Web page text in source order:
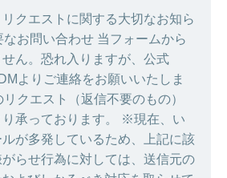
リクエストに関する大切なお知ら
お問い合わせ 当フォームから
ん。恐れ入りますが、公式
よりご連絡をお願いいたしま
クエスト（返信不要のもの）
承っております。 ※現在、い
が多発しているため、上記に該
らせ行為に対しては、送信元の